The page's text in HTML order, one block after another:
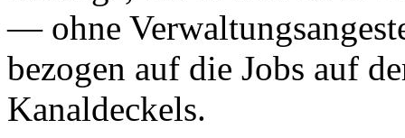
— ohne
bezogen auf die Jobs auf
Kanaldeckels.